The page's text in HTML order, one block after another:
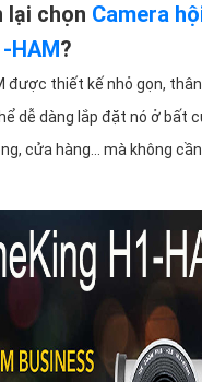
lại chọn Camera
HAM?
được thiết kế nhỏ gọn,
dễ dàng lắp đặt nó ở bất
cửa hàng... mà không